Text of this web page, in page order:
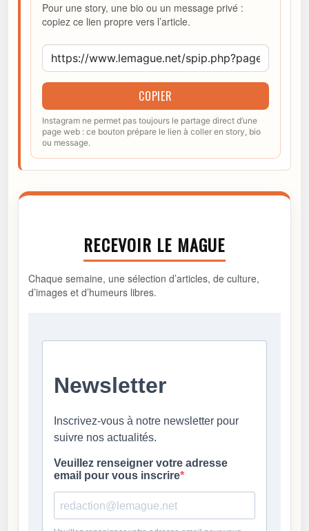
Pour une story, une bio ou un message privé :
copiez ce lien propre vers l’article.
COPIER
Instagram ne permet pas toujours le partage direct d’une
page web : ce bouton prépare le lien à coller en story, bio
ou message.
RECEVOIR LE MAGUE
Chaque semaine, une sélection d’articles, de culture,
d’images et d’humeurs libres.